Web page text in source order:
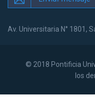
Av. Universitaria N° 1801,
© 2018 Pontificia
los